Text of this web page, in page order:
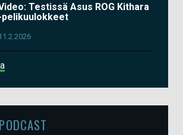
Testissä Asus ROG Kithara
pelikuulokkeet